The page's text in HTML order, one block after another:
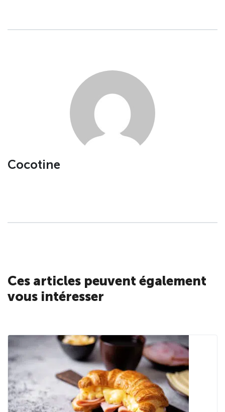
Cocotine
Ces articles peuvent également
vous intéresser